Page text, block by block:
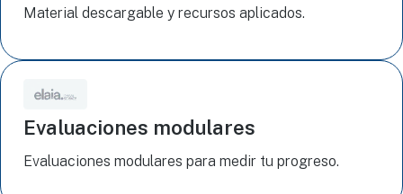
Material descargable y recursos aplicados.
Evaluaciones modulares
Evaluaciones modulares para medir tu progreso.